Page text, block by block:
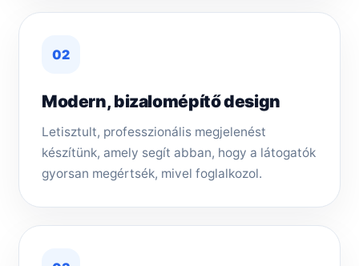
02
Modern, bizalomépítő design
Letisztult, professzionális megjelenést
készítünk, amely segít abban, hogy a látogatók
gyorsan megértsék, mivel foglalkozol.